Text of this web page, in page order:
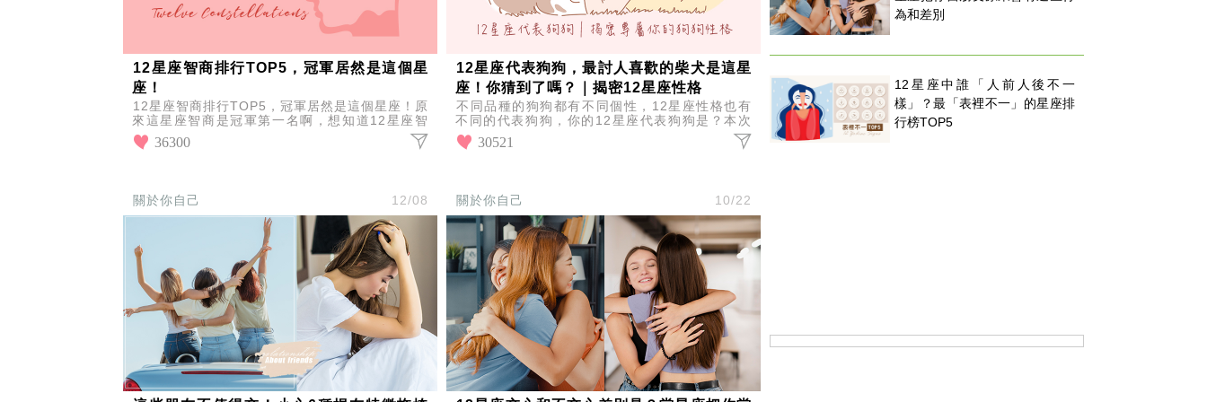
12星座智商排行TOP5，冠軍居然是這個星
座！
12星座智商排行TOP5，冠軍居然是這個星座！原
來這星座智商是冠軍第一名啊，想知道12星座智
商排行前五名是誰嗎？立即為各位介紹12星座吧~
36300
12星座代表狗狗，最討人喜歡的柴犬是這星
座！你猜到了嗎？｜揭密12星座性格
不同品種的狗狗都有不同個性，12星座性格也有
不同的代表狗狗，你的12星座代表狗狗是？本次
將揭曉你的12星座代表狗狗，快來猜猜看你的星
座狗狗，最討人喜歡的柴犬狗狗
30521
為和差別
12星座中誰「人前人後不一
樣」？最「表裡不一」的星座排
行榜TOP5
關於你自己 12/08 關於你自己 10/22